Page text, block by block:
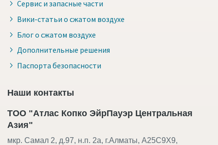
Сервис и запасные части
Вики-статьи о сжатом воздухе
Блог о сжатом воздухе
Дополнительные решения
Паспорта безопасности
Наши контакты
ТОО "Атлас Копко ЭйрПауэр Центральная
Азия"
мкр. Самал 2, д.97, н.п. 2а, г.Алматы, A25C9X9,